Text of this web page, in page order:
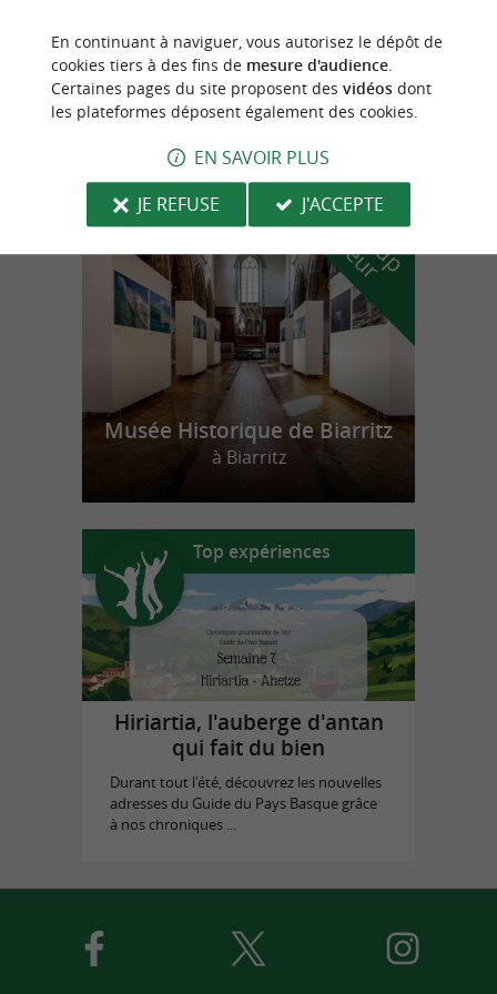
VELO PASSION PAYS BASQUE
VTT Randonnées Cyclistes / VTT
Électriques / Scooters Électriques à Biarritz
n
o
t
r
e
c
o
u
p
d
e
c
o
e
u
r
Musée Historique de Biarritz
à Biarritz
Top expériences
Hiriartia, l'auberge d'antan
qui fait du bien
Durant tout l'été, découvrez les nouvelles
adresses du Guide du Pays Basque grâce
à nos chroniques ...
En continuant à naviguer, vous autorisez le dépôt de
cookies tiers à des fins de mesure d'audience.
Certaines pages du site proposent des vidéosdont
les plateformes déposent également des cookies.
EN SAVOIR PLUS
JE REFUSE
J'ACCEPTE